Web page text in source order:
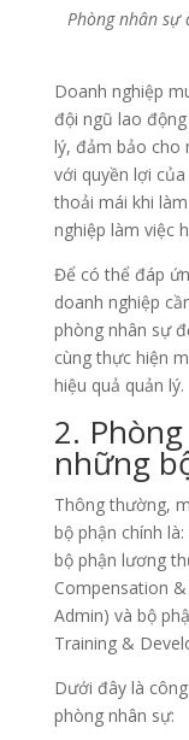
Phòng nhân sự
Doanh nghiệp
đội ngũ lao
lý, đảm bảo cho
với quyền lợi
thoải mái khi
nghiệp làm việc
Để có thể đáp
doanh nghiệp
phòng nhân sự
cùng thực hiện
hiệu quả quản lý.
2.
những
Thông thường,
bộ phận chính
bộ phận lương
Compensation
Admin) và bộ
Training &
Dưới đây là
phòng nhân sự: